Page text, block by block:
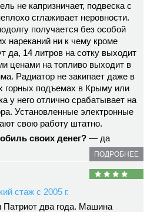
не капризничает, подвеска с
сглаживает неровности.
получается без особой
нареканий ни к чему кроме
да, 14 литров на сотку выходит
ценами на топливо выходит в
Радиатор не закипает даже в
горных подъемах в Крыму или
у него отлично срабатывает на
Установленные электронные
свою работу штатно.
своих денег? — да
ПОДРОБНЕЕ
стаж с 2005 г.
Патриот два года. Машина